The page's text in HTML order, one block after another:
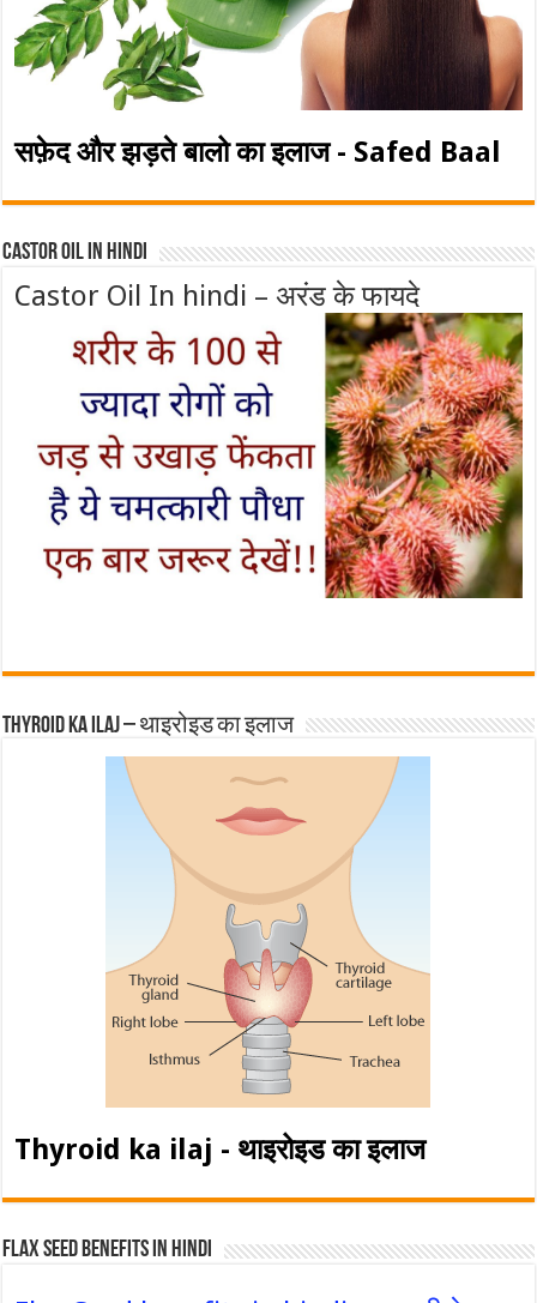
सफ़ेद और झड़ते बालो का इलाज - Safed Baal
Castor Oil In Hindi
Castor Oil In hindi – अरंड के फायदे
Thyroid ka ilaj – थाइरोइड का इलाज
Thyroid ka ilaj - थाइरोइड का इलाज
Flax Seed Benefits in hindi